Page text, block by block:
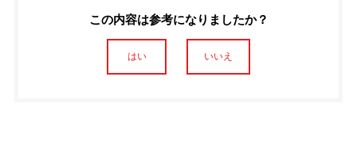
この内容は参考になりましたか？
はい いいえ